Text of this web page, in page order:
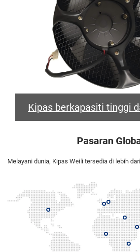
Kipas berkapasiti tinggi
rendah mengoptimumkan
gerabak
Pasaran
Melayani dunia, Kipas Weili tersedia di lebih